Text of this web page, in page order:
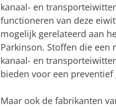
kanaal- en
functioneren van deze
mogelijk gerelateerd aan
Parkinson. Stoffen die een
kanaal- en
bieden voor een
Maar ook de fabrikanten